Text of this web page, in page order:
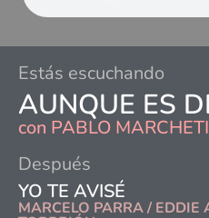
Estás escuchando
AUNQUE ES
con PABLO MARCHETI
Después
YO TE AVISÉ
MARCELO PARRA / EDDIE